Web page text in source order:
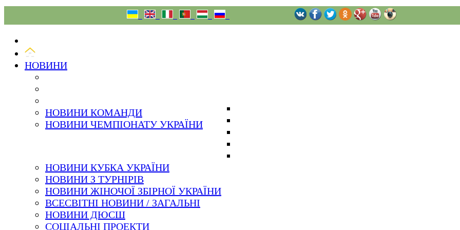
НОВИНИ
НОВИНИ КОМАНДИ
НОВИНИ ЧЕМПІОНАТУ УКРАЇНИ
НОВИНИ КУБКА УКРАЇНИ
НОВИНИ З ТУРНІРІВ
НОВИНИ ЖІНОЧОЇ ЗБІРНОЇ УКРАЇНИ
ВСЕСВІТНІ НОВИНИ / ЗАГАЛЬНІ
НОВИНИ ДЮСШ
СОЦІАЛЬНІ ПРОЕКТИ